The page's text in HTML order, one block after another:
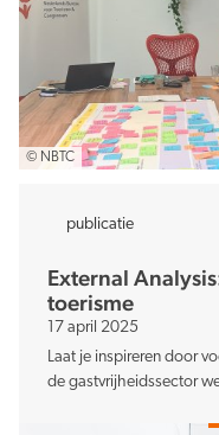
© NBTC
publicatie
External
toerisme
17 april 2025
Laat je inspireren door
de gastvrijheidssector